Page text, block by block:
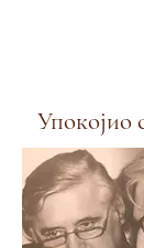
Упокојио